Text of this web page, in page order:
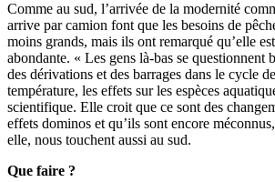
Comme au sud, l’arrivée de la modernité
arrive par camion font que les besoins de
moins grands, mais ils ont remarqué qu’elle
abondante. « Les gens là-bas se questionnent
des dérivations et des barrages dans le cycle
température, les effets sur les espèces
scientifique. Elle croit que ce sont des
effets dominos et qu’ils sont encore
elle, nous touchent aussi au sud.
Que faire ?